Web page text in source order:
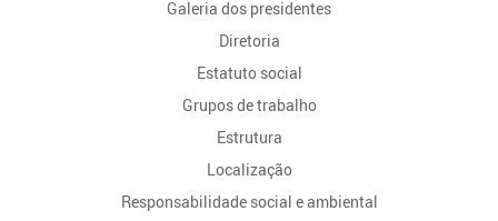
Galeria dos presidentes
Diretoria
Estatuto social
Grupos de trabalho
Estrutura
Localização
Responsabilidade social e ambiental